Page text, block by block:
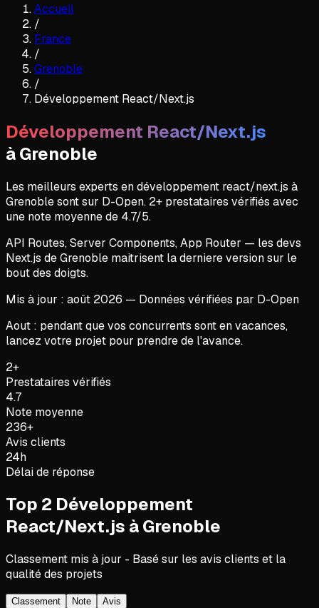
Accueil
/
France
/
Grenoble
/
Développement React/Next.js
Développement React/Next.js
àGrenoble
Les meilleurs experts endéveloppement react/next.js à
Grenoblesont sur D-Open. 2+ prestataires vérifiés avec
une note moyenne de 4.7/5.
API Routes, Server Components, App Router — les devs
Next.js de Grenoble maitrisent la derniere version sur le
bout des doigts.
Mis à jour : août 2026 — Données vérifiées par D-Open
Aout : pendant que vos concurrents sont en vacances,
lancez votre projet pour prendre de l'avance.
2+
Prestataires vérifiés
4.7
Note moyenne
236+
Avis clients
24h
Délai de réponse
Top 2 Développement
React/Next.js àGrenoble
Classement mis à jour - Basé sur les avis clients et la
qualité des projets
Classement Note Avis